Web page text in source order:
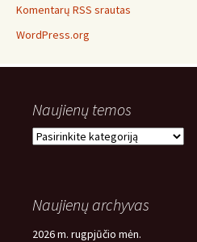
Komentarų RSS srautas
WordPress.org
Naujienų temos
Naujienų
Naujienų archyvas
2026 m. rugpjūčio mėn.